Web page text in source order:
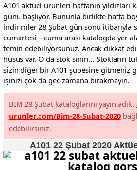
A101 aktüel ürünleri haftanın yıldızları
günü başlıyor. Bununla birlikte hafta
indirimler 28 Şubat gün sonu itibarıyla
cumartesi – cuma arası katalogda yer
temin edebiliyorsunuz. Ancak dikkat
husus var. O da stok sınırı… Stokların
sizin diğer bir A101 şubesine gitmeniz
işinizi çok da geç zamana bırakmayın.
BİM 28 Şubat kataloglarını yayınladık.
urunler.com/Bim-28-Subat-2020
edebilirsiniz.
A101 22 Şubat 2020